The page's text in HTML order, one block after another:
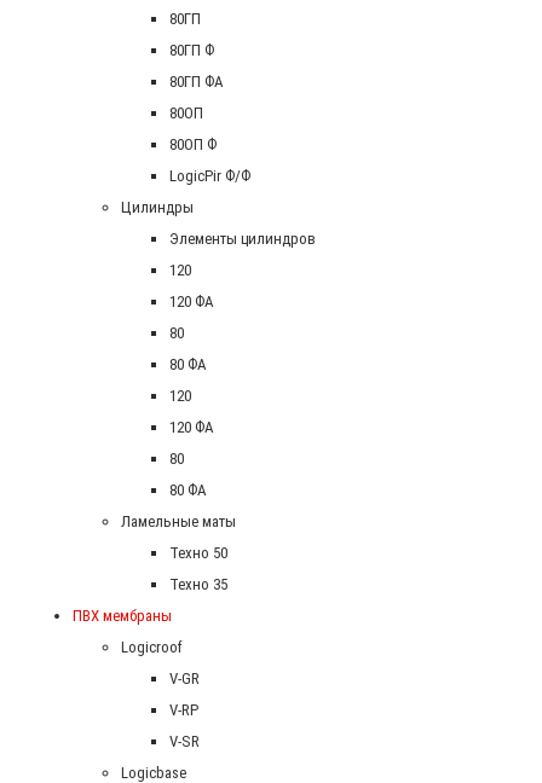
80ГП
80ГП Ф
80ГП ФА
80ОП
80ОП Ф
LogicPir Ф/Ф
Цилиндры
Элементы цилиндров
120
120 ФА
80
80 ФА
120
120 ФА
80
80 ФА
Ламельные маты
Техно 50
Техно 35
ПВХ мембраны
Logicroof
V-GR
V-RP
V-SR
Logicbase